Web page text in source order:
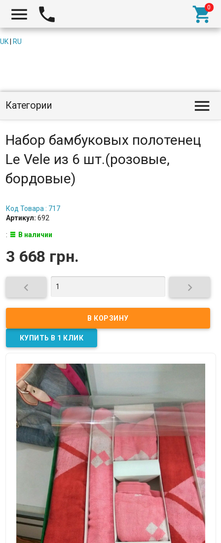
  
UK RU
Категории 
Набор бамбуковых полотенец
Le Vele из 6 шт.(розовые,
бордовые)
Код Товара : 717
Артикул: 692
: В наличии
3 668 грн.
 